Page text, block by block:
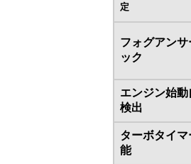
定
フォグアンサ
ック
エンジン始動
検出
ターボタイマ
能